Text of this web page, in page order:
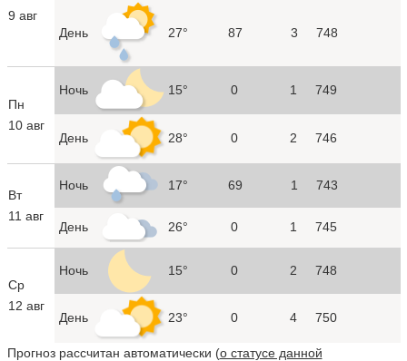
9 авг
День 27° 87 3 748
Пн
10 авг
Ночь 15° 0 1 749
День 28° 0 2 746
Вт
11 авг
Ночь 17° 69 1 743
День 26° 0 1 745
Ср
12 авг
Ночь 15° 0 2 748
День 23° 0 4 750
Прогноз рассчитан автоматически (о статусе данной